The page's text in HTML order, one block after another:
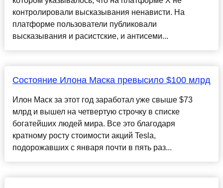
контролировали высказывания ненависти. На
платформе пользователи публиковали
высказывания и расистские, и антисеми...
Состояние Илона Маска превысило $100 млрд
Илон Маск за этот год заработал уже свыше $73
млрд и вышел на четвертую строчку в списке
богатейших людей мира. Все это благодаря
кратному росту стоимости акций Tesla,
подорожавших с января почти в пять раз...